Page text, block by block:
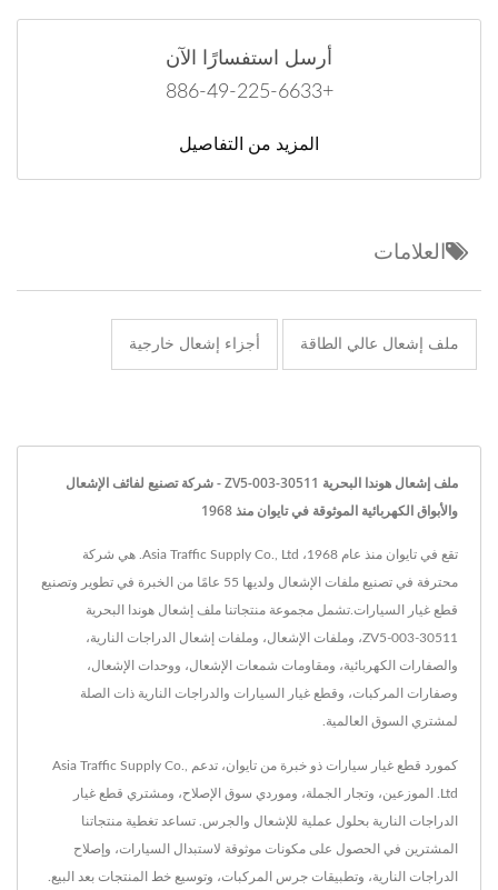
أرسل استفسارًا الآن
+886-49-225-6633
المزيد من التفاصيل
العلامات
ملف إشعال عالي الطاقة أجزاء إشعال خارجية
ملف إشعال هوندا البحرية 30511-ZV5-003 - شركة تصنيع لفائف الإشعال
والأبواق الكهربائية الموثوقة في تايوان منذ 1968
تقع في تايوان منذ عام 1968، Asia Traffic Supply Co., Ltd. هي شركة
محترفة في تصنيع ملفات الإشعال ولديها 55 عامًا من الخبرة في تطوير وتصنيع
قطع غيار السيارات.تشمل مجموعة منتجاتنا ملف إشعال هوندا البحرية
30511-ZV5-003، وملفات الإشعال، وملفات إشعال الدراجات النارية،
والصفارات الكهربائية، ومقاومات شمعات الإشعال، ووحدات الإشعال،
وصفارات المركبات، وقطع غيار السيارات والدراجات النارية ذات الصلة
لمشتري السوق العالمية.
كمورد قطع غيار سيارات ذو خبرة من تايوان، تدعم Asia Traffic Supply Co.,
Ltd. الموزعين، وتجار الجملة، وموردي سوق الإصلاح، ومشتري قطع غيار
الدراجات النارية بحلول عملية للإشعال والجرس. تساعد تغطية منتجاتنا
المشترين في الحصول على مكونات موثوقة لاستبدال السيارات، وإصلاح
الدراجات النارية، وتطبيقات جرس المركبات، وتوسيع خط المنتجات بعد البيع.